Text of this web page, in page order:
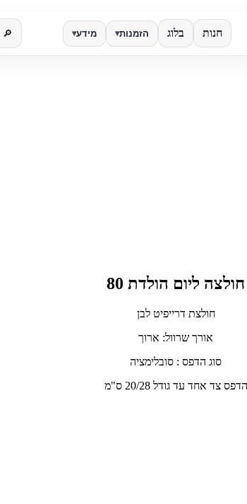
חנות בלוג הזמנות▾ מידע▾
🔎
חולצה ליום הולדת 80
חולצת דרייפיט לבן
אורך שרוול: ארוך
סוג הדפס : סובלימציה
הדפס צד אחד עד גודל 20/28 ס"מ